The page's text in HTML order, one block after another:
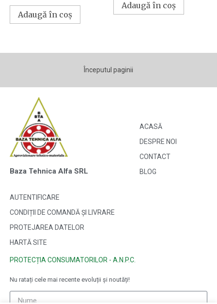
Adaugă în coș
Adaugă în coș
Începutul paginii
Baza Tehnica Alfa SRL
ACASĂ
DESPRE NOI
CONTACT
BLOG
AUTENTIFICARE
CONDIȚII DE COMANDĂ ȘI LIVRARE
PROTEJAREA DATELOR
HARTĂ SITE
PROTECȚIA CONSUMATORILOR - A.N.P.C.
Nu ratați cele mai recente evoluții și noutăți!